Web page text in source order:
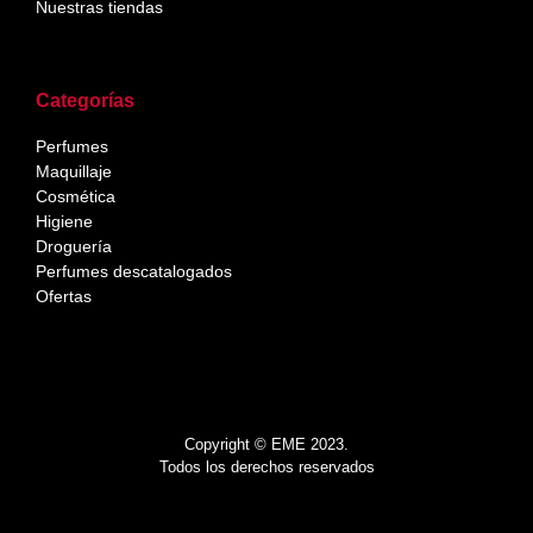
Copyright © EME 2023.
Todos los derechos reservados
Categorías
Perfumes
Maquillaje
Cosmética
Higiene
Droguería
Perfumes descatalogados
Ofertas
Nuestras tiendas